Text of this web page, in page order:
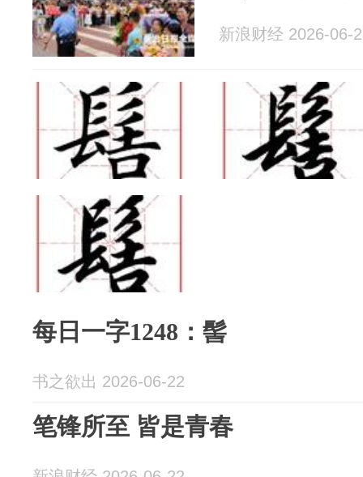
新浪财经 2026-06-
每日一字1248：髻
书之欲出 2026-06-22
笔锋所至 皆是青春